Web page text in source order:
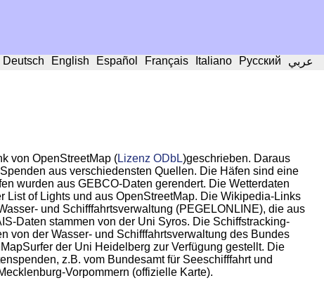
Deutsch English Español Français Italiano Русский
عربي
von OpenStreetMap (Lizenz ODbL)geschrieben. Daraus
aus verschiedensten Quellen. Die Häfen sind eine
wurden aus GEBCO-Daten gerendert. Die Wetterdaten
List of Lights und aus OpenStreetMap. Die Wikipedia-Links
und Schifffahrtsverwaltung (PEGELONLINE), die aus
Daten stammen von der Uni Syros. Die Schiffstracking-
von der Wasser- und Schifffahrtsverwaltung des Bundes
der Uni Heidelberg zur Verfügung gestellt. Die
z.B. vom Bundesamt für Seeschifffahrt und
Vorpommern (offizielle Karte).